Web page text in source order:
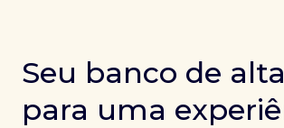
Seu banco de
para uma